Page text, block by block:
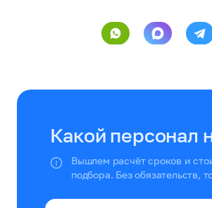
Какой персонал
Вышлем расчёт сроков и
подбора. Без обязательств,